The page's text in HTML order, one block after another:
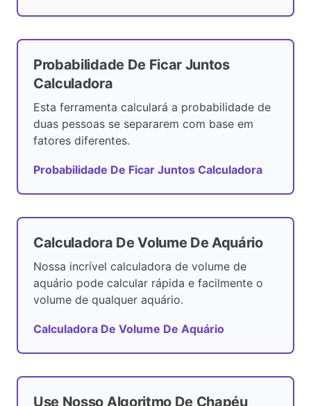
Probabilidade De Ficar Juntos
Calculadora
Esta ferramenta calculará a probabilidade de
duas pessoas se separarem com base em
fatores diferentes.
Probabilidade De Ficar Juntos Calculadora
Calculadora De Volume De Aquário
Nossa incrível calculadora de volume de
aquário pode calcular rápida e facilmente o
volume de qualquer aquário.
Calculadora De Volume De Aquário
Use Nosso Algoritmo De Chapéu